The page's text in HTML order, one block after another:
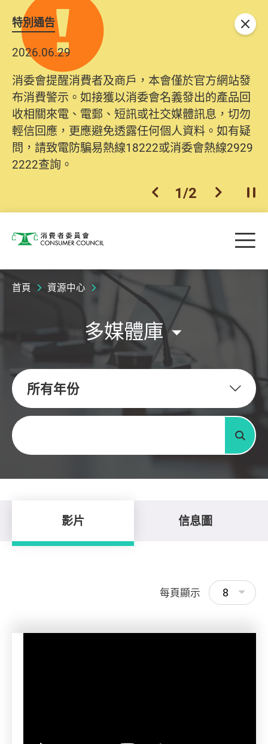
特別通告
2026.06.29
消委會提醒消費者及商戶，本會僅於官方網站發
布消費警示。如接獲以消委會名義發出的產品回
收相關來電、電郵、短訊或社交媒體訊息，切勿
輕信回應，更應避免透露任何個人資料。如有疑
問，請致電防騙易熱線18222或消委會熱線2929
2222查詢。
2025.10.31
為提升使用者體驗及網絡安全，本會的投訴處理
系統已經進行升級及推出新功能。由2025年11月
10日起，消費者需要提供基本聯絡資料（包括姓
名、電郵及電話）註冊帳戶，才可提交投訴、查
詢及建議。所有提交紀錄將清晰整合於帳戶中，
方便日後作出跟進。
上一個
2/2 下一個開
關閉
消費者委員會 目
首頁 資源中心
多媒體庫
所有年份
關鍵字
搜尋
影片 信息圖
每頁顯示 8